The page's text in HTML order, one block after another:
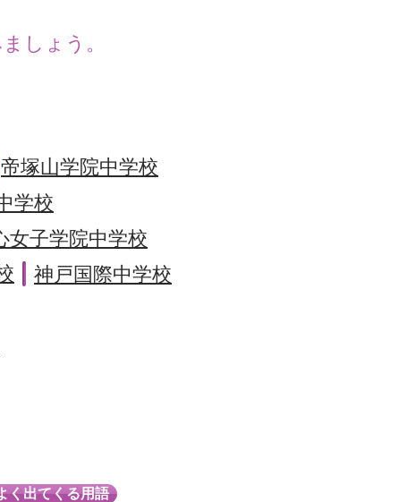
しょう。
帝塚山学院中学校
学校
女子学院中学校
神戸国際中学校
く出てくる用語